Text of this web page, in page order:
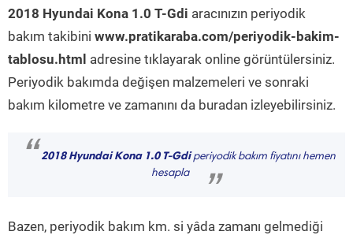
2018 Hyundai Kona 1.0 T-Gdi aracınızın periyodik
bakım takibini www.pratikaraba.com/periyodik-bakim-
tablosu.html adresine tıklayarak online görüntülersiniz.
Periyodik bakımda değişen malzemeleri ve sonraki
bakım kilometre ve zamanını da buradan izleyebilirsiniz.
“ 2018 Hyundai Kona 1.0 T-Gdiperiyodik bakım fiyatını hemen
hesapla
”
Bazen, periyodik bakım km. si yâda zamanı gelmediği